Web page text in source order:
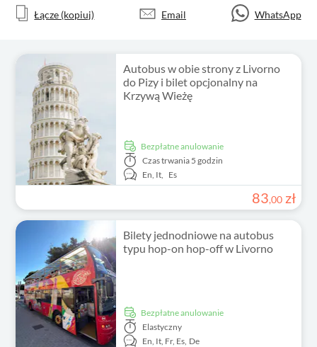
Łącze (kopiuj) Email WhatsApp
Autobus w obie strony z Livorno
do Pizy i bilet opcjonalny na
Krzywą Wieżę
Bezpłatne anulowanie
Czas trwania 5 godzin
En, It, Es
83,00 zł
Bilety jednodniowe na autobus
typu hop-on hop-off w Livorno
Bezpłatne anulowanie
Elastyczny
En, It, Fr, Es, De